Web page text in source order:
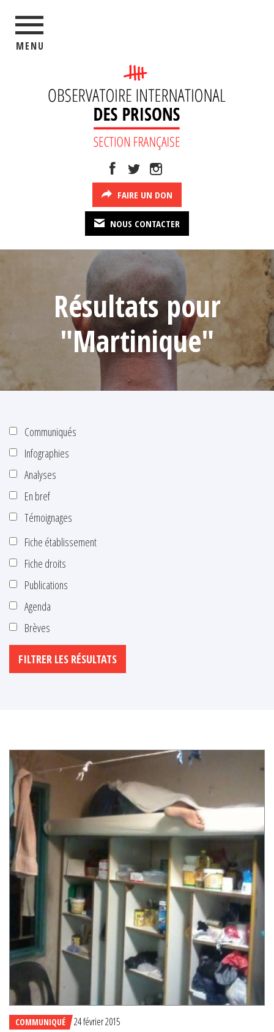
MENU
FAIRE UN DON
NOUS CONTACTER
Résultats pour
"Martinique"
Communiqués
Infographies
Analyses
En bref
Témoignages
Fiche établissement
Fiche droits
Publications
Agenda
Brèves
COMMUNIQUÉ 24 février 2015